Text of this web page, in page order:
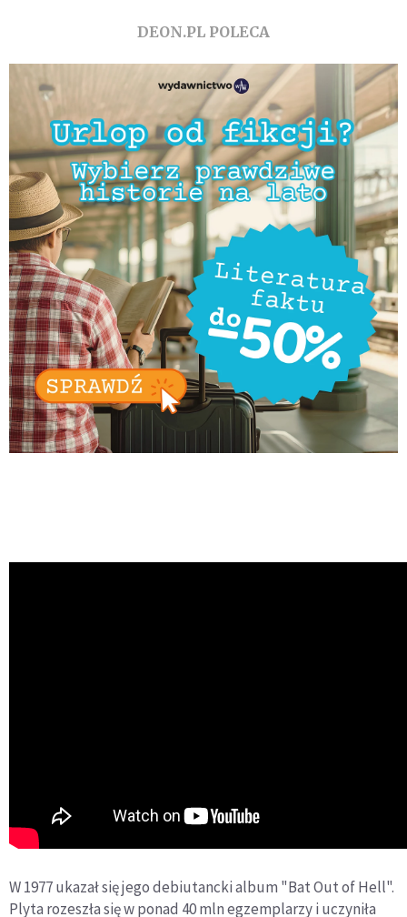
DEON.PL POLECA
W 1977 ukazał się jego debiutancki album "Bat Out of Hell".
Plyta rozeszła się w ponad 40 mln egzemplarzy i uczyniła